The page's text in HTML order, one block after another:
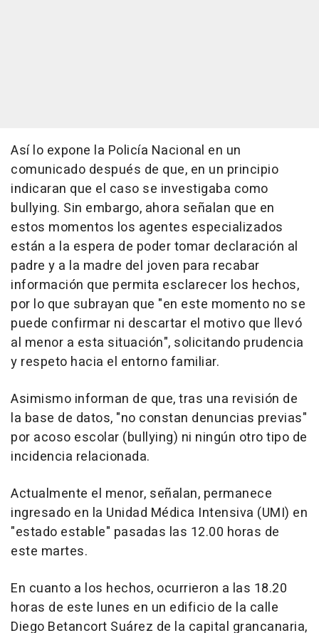
Así lo expone la Policía Nacional en un
comunicado después de que, en un principio
indicaran que el caso se investigaba como
bullying. Sin embargo, ahora señalan que en
estos momentos los agentes especializados
están a la espera de poder tomar declaración al
padre y a la madre del joven para recabar
información que permita esclarecer los hechos,
por lo que subrayan que "en este momento no se
puede confirmar ni descartar el motivo que llevó
al menor a esta situación", solicitando prudencia
y respeto hacia el entorno familiar.
Asimismo informan de que, tras una revisión de
la base de datos, "no constan denuncias previas"
por acoso escolar (bullying) ni ningún otro tipo de
incidencia relacionada.
Actualmente el menor, señalan, permanece
ingresado en la Unidad Médica Intensiva (UMI) en
"estado estable" pasadas las 12.00 horas de
este martes.
En cuanto a los hechos, ocurrieron a las 18.20
horas de este lunes en un edificio de la calle
Diego Betancort Suárez de la capital grancanaria,